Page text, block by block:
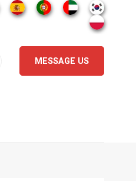
MESSAGE US